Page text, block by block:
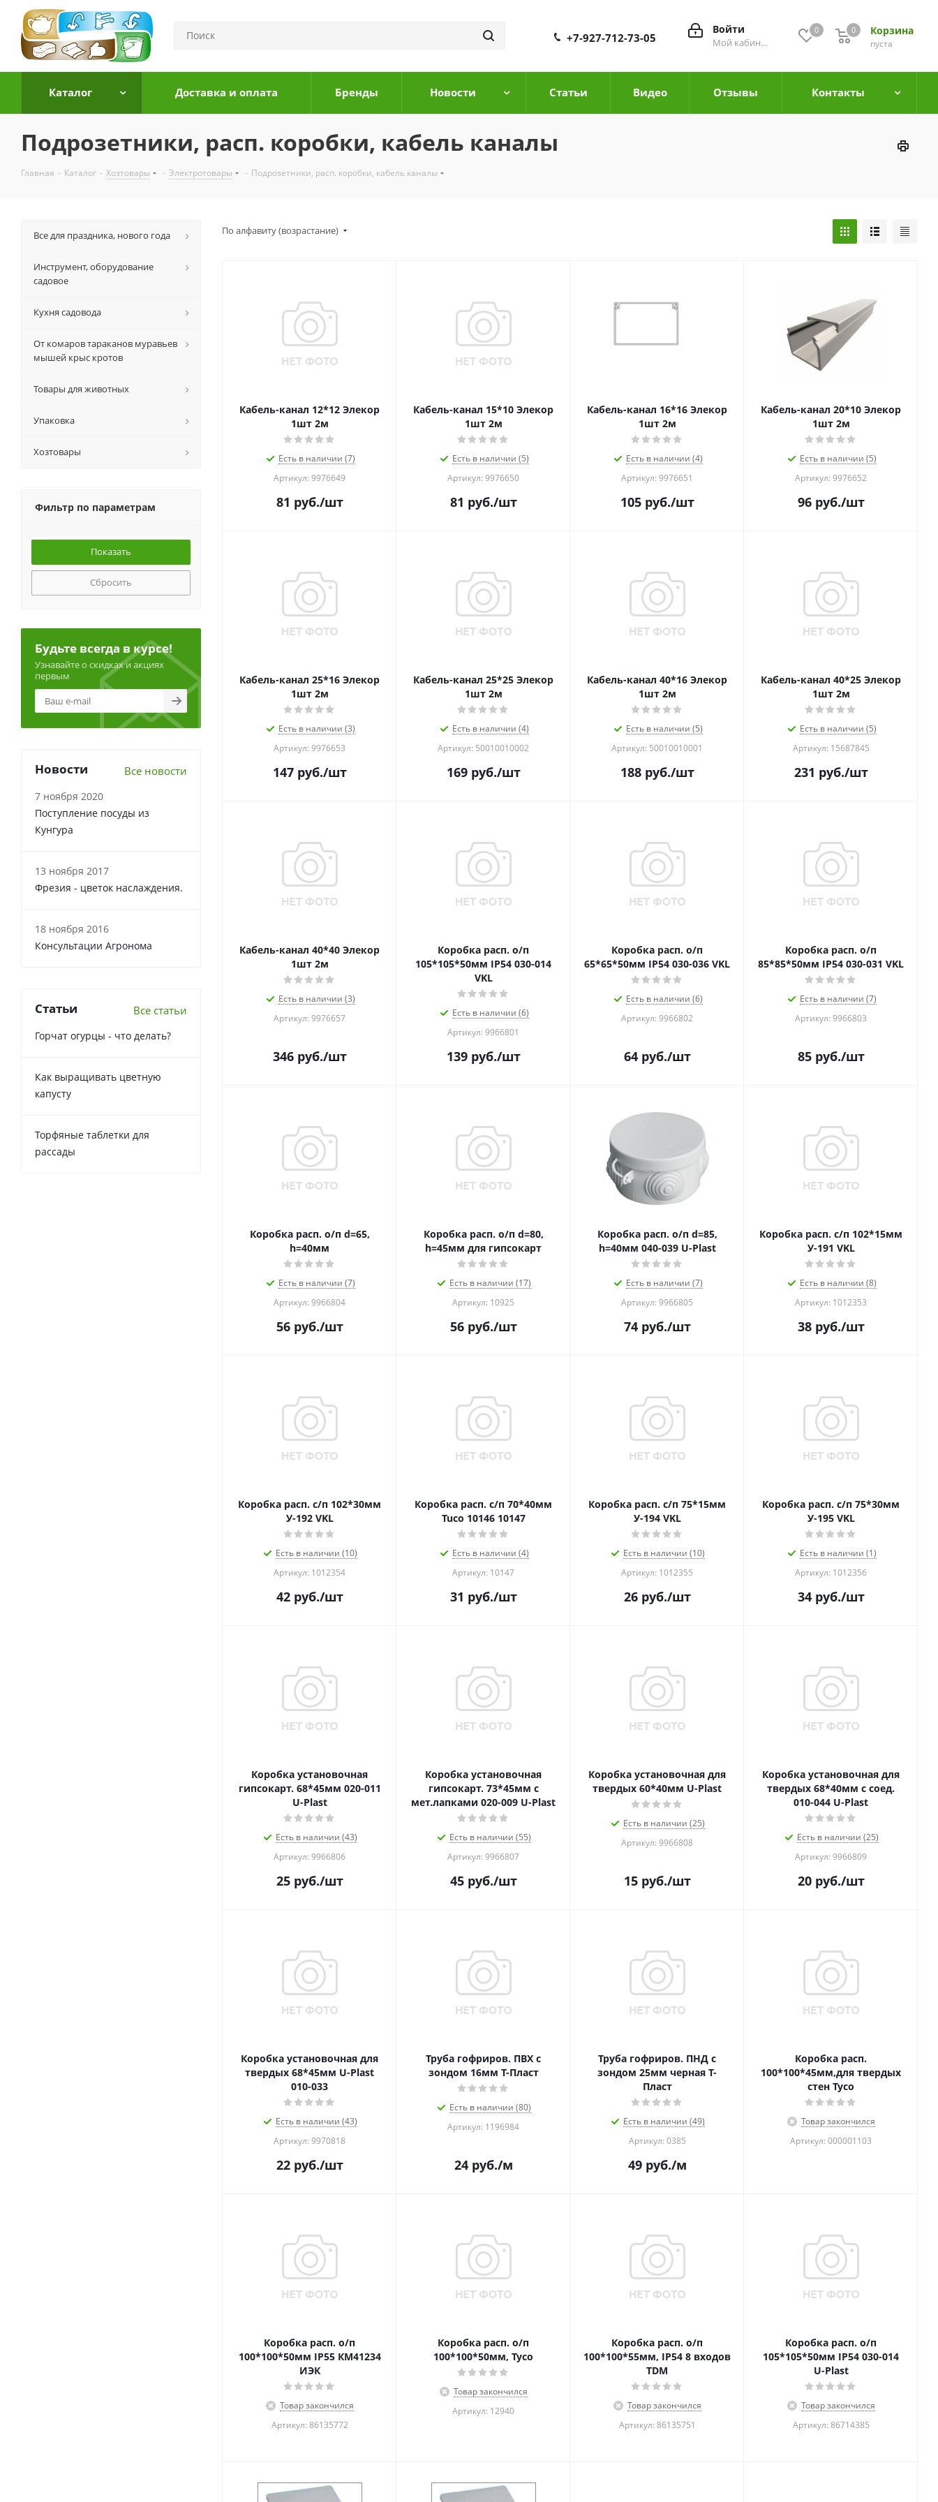
0 Корзина
0
пуста
0
Войти
Мой кабинет
+7-927-712-73-05
Каталог Доставка и оплата Бренды Новости Cтатьи Видео Отзывы Контакты
Подрозетники, расп. коробки, кабель каналы
Главная - Каталог - Хозтовары - Электротовары - Подрозетники, расп. коробки, кабель каналы
По алфавиту (возрастание)
Кабель-канал 12*12 Элекор
1шт 2м
Есть в наличии (7)
Артикул: 9976649
81 руб./шт
Кабель-канал 15*10 Элекор
1шт 2м
Есть в наличии (5)
Артикул: 9976650
81 руб./шт
Кабель-канал 16*16 Элекор
1шт 2м
Есть в наличии (4)
Артикул: 9976651
105руб./шт
Кабель-канал 20*10 Элекор
1шт 2м
Есть в наличии (5)
Артикул: 9976652
96руб./шт
Кабель-канал 25*16 Элекор
1шт 2м
Есть в наличии (3)
Артикул: 9976653
147руб./шт
Кабель-канал 25*25 Элекор
1шт 2м
Есть в наличии (4)
Артикул: 50010010002
169руб./шт
Кабель-канал 40*16 Элекор
1шт 2м
Есть в наличии (5)
Артикул: 50010010001
188руб./шт
Кабель-канал 40*25 Элекор
1шт 2м
Есть в наличии (5)
Артикул: 15687845
231 руб./шт
Кабель-канал 40*40 Элекор
1шт 2м
Есть в наличии (3)
Артикул: 9976657
346руб./шт
Коробка расп. о/п
105*105*50мм IP54 030-014
VKL
Есть в наличии (6)
Артикул: 9966801
139руб./шт
Коробка расп. о/п
65*65*50мм IP54 030-036 VKL
Есть в наличии (6)
Артикул: 9966802
64руб./шт
Коробка расп. о/п
85*85*50мм IP54 030-031 VKL
Есть в наличии (7)
Артикул: 9966803
85руб./шт
Коробка расп. о/п d=65,
h=40мм
Есть в наличии (7)
Артикул: 9966804
56руб./шт
Коробка расп. о/п d=80,
h=45мм для гипсокарт
Есть в наличии (17)
Артикул: 10925
56руб./шт
Коробка расп. о/п d=85,
h=40мм 040-039 U-Plast
Есть в наличии (7)
Артикул: 9966805
74руб./шт
Коробка расп. с/п 102*15мм
У-191 VKL
Есть в наличии (8)
Артикул: 1012353
38руб./шт
Коробка расп. с/п 102*30мм
У-192 VKL
Есть в наличии (10)
Артикул: 1012354
42руб./шт
Коробка расп. с/п 70*40мм
Tuco 10146 10147
Есть в наличии (4)
Артикул: 10147
31 руб./шт
Коробка расп. с/п 75*15мм
У-194 VKL
Есть в наличии (10)
Артикул: 1012355
26руб./шт
Коробка расп. с/п 75*30мм
У-195 VKL
Есть в наличии (1)
Артикул: 1012356
34руб./шт
Коробка установочная
гипсокарт. 68*45мм 020-011
U-Plast
Есть в наличии (43)
Артикул: 9966806
25руб./шт
Коробка установочная
гипсокарт. 73*45мм с
мет.лапками 020-009 U-Plast
Есть в наличии (55)
Артикул: 9966807
45руб./шт
Коробка установочная для
твердых 60*40мм U-Plast
Есть в наличии (25)
Артикул: 9966808
15руб./шт
Коробка установочная для
твердых 68*40мм с соед.
010-044 U-Plast
Есть в наличии (25)
Артикул: 9966809
20руб./шт
Коробка установочная для
твердых 68*45мм U-Plast
010-033
Есть в наличии (43)
Артикул: 9970818
22руб./шт
Труба гофриров. ПВХ с
зондом 16мм Т-Пласт
Есть в наличии (80)
Артикул: 1196984
24руб./м
Труба гофриров. ПНД с
зондом 25мм черная Т-
Пласт
Есть в наличии (49)
Артикул: 0385
49руб./м
Коробка расп.
100*100*45мм,для твердых
стен Тусо
Товар закончился
Артикул: 000001103
Коробка расп. о/п
100*100*50мм IP55 КМ41234
ИЭК
Товар закончился
Артикул: 86135772
Коробка расп. о/п
100*100*50мм, Тусо
Товар закончился
Артикул: 12940
Коробка расп. о/п
100*100*55мм, IP54 8 входов
TDM
Товар закончился
Артикул: 86135751
Коробка расп. о/п
105*105*50мм IP54 030-014
U-Plast
Товар закончился
Артикул: 86714385
Все для праздника, нового года
Инструмент, оборудование
садовое
Кухня садовода
От комаров тараканов муравьев
мышей крыс кротов
Товары для животных
Упаковка
Хозтовары
Фильтр по параметрам
Сбросить
Будьте всегда в курсе!
Узнавайте о скидках и акциях
первым
Новости Все новости
7 ноября 2020
Поступление посуды из
Кунгура
13 ноября 2017
Фрезия - цветок наслаждения.
18 ноября 2016
Консультации Агронома
Статьи Все статьи
Горчат огурцы - что делать?
Как выращивать цветную
капусту
Торфяные таблетки для
рассады